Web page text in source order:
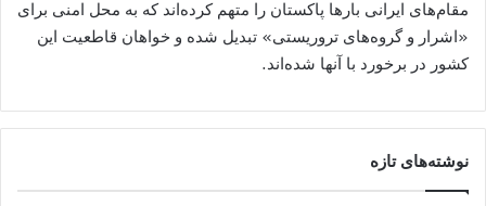
مقام‌های ایرانی بار‌ها پاکستان را متهم کرده‌اند که به محل امنی برای
«اشرار و گروه‌های تروریستی» تبدیل شده و خواهان قاطعیت این
کشور در برخورد با آنها شده‌اند.
نوشته‌های تازه